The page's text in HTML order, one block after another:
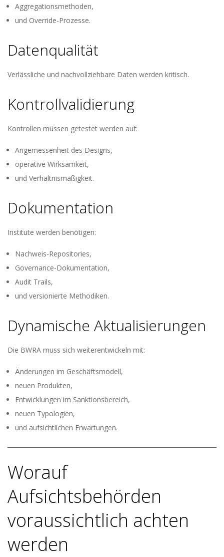
Aggregationsmethoden,
und Override-Prozesse.
Datenqualität
Verlässliche und nachvollziehbare Daten werden kritisch.
Kontrollvalidierung
Kontrollen müssen getestet werden auf:
Angemessenheit des Designs,
operative Wirksamkeit,
und Verhältnismäßigkeit.
Dokumentation
Institute werden benötigen:
Nachweis-Repositories,
Governance-Dokumentation,
Audit Trails,
und versionierte Methodiken.
Dynamische Aktualisierungen
Die BWRA muss sich weiterentwickeln mit:
Änderungen im Geschäftsmodell,
neuen Produkten,
Entwicklungen im Sanktionsbereich,
neuen Typologien,
und aufsichtlichen Erwartungen.
Worauf
Aufsichtsbehörden
voraussichtlich achten
werden